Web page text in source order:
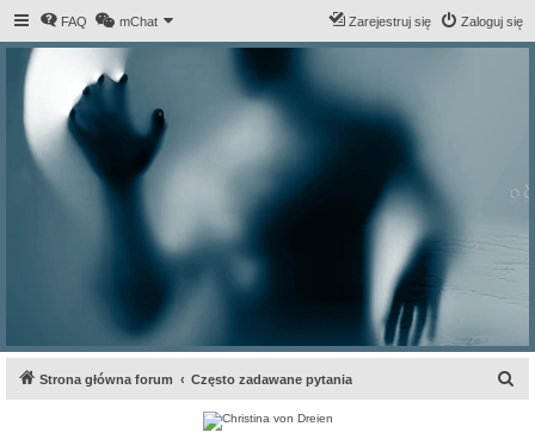
FAQ mChat Zaloguj się
Zarejestruj się
Strona główna forum Często zadawane pytania